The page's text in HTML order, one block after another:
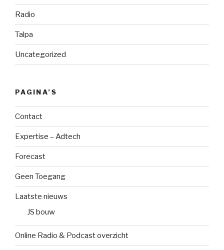
Radio
Talpa
Uncategorized
PAGINA’S
Contact
Expertise – Adtech
Forecast
Geen Toegang
Laatste nieuws
JS bouw
Online Radio & Podcast overzicht